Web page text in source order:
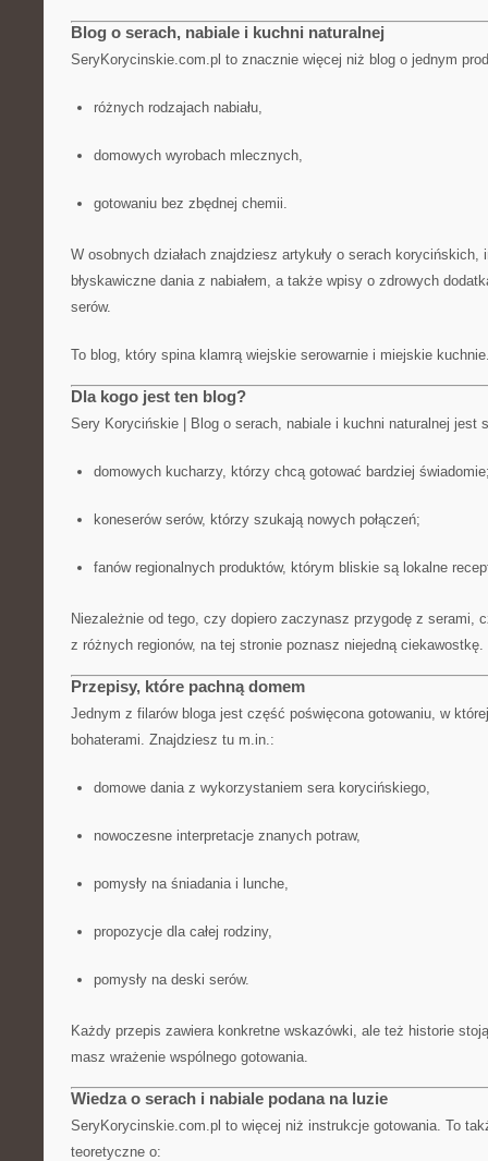
Blog o serach, nabiale i kuchni naturalnej
SeryKorycinskie.com.pl to znacznie więcej niż blog o jednym
różnych rodzajach nabiału,
domowych wyrobach mlecznych,
gotowaniu bez zbędnej chemii.
W osobnych działach znajdziesz artykuły o serach korycińskich,
błyskawiczne dania z nabiałem, a także wpisy o zdrowych
serów.
To blog, który spina klamrą wiejskie serowarnie i miejskie
Dla kogo jest ten blog?
Sery Korycińskie | Blog o serach, nabiale i kuchni naturalnej jest
domowych kucharzy, którzy chcą gotować bardziej
koneserów serów, którzy szukają nowych połączeń;
fanów regionalnych produktów, którym bliskie są lokalne
Niezależnie od tego, czy dopiero zaczynasz przygodę z serami,
z różnych regionów, na tej stronie poznasz niejedną ciekawostkę.
Przepisy, które pachną domem
Jednym z filarów bloga jest część poświęcona gotowaniu, w
bohaterami. Znajdziesz tu m.in.:
domowe dania z wykorzystaniem sera korycińskiego,
nowoczesne interpretacje znanych potraw,
pomysły na śniadania i lunche,
propozycje dla całej rodziny,
pomysły na deski serów.
Każdy przepis zawiera konkretne wskazówki, ale też historie
masz wrażenie wspólnego gotowania.
Wiedza o serach i nabiale podana na luzie
SeryKorycinskie.com.pl to więcej niż instrukcje gotowania. To
teoretyczne o: